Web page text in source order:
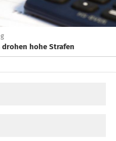
drohen hohe Strafen